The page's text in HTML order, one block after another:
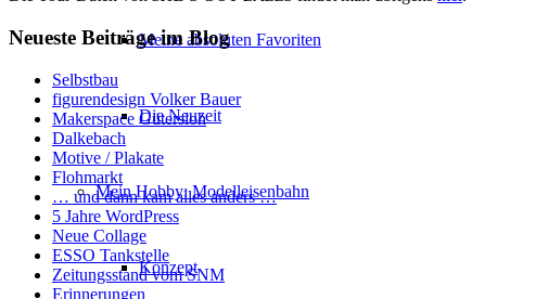
Meine absoluten Favoriten
Die Neuzeit
Mein Hobby: Modelleisenbahn
Konzept
Neueste Beiträge im Blog
Selbstbau
figurendesign Volker Bauer
Makerspace Gütersloh
Dalkebach
Motive / Plakate
Flohmarkt
… und dann kam alles anders …
5 Jahre WordPress
Neue Collage
ESSO Tankstelle
Zeitungsstand vom SNM
Erinnerungen